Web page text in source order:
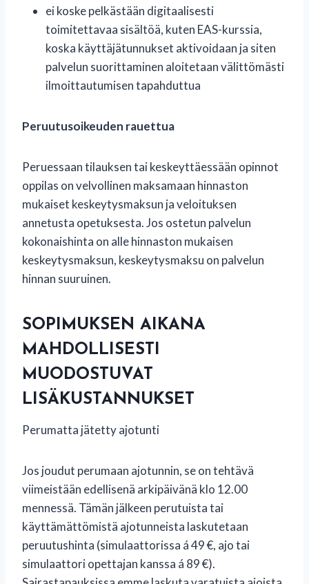
ei koske pelkästään digitaalisesti
toimitettavaa sisältöä, kuten EAS-kurssia,
koska käyttäjätunnukset aktivoidaan ja siten
palvelun suorittaminen aloitetaan välittömästi
ilmoittautumisen tapahduttua
Peruutusoikeuden rauettua
Peruessaan tilauksen tai keskeyttäessään opinnot
oppilas on velvollinen maksamaan hinnaston
mukaiset keskeytysmaksun ja veloituksen
annetusta opetuksesta. Jos ostetun palvelun
kokonaishinta on alle hinnaston mukaisen
keskeytysmaksun, keskeytysmaksu on palvelun
hinnan suuruinen.
SOPIMUKSEN AIKANA
MAHDOLLISESTI
MUODOSTUVAT
LISÄKUSTANNUKSET
Perumatta jätetty ajotunti
Jos joudut perumaan ajotunnin, se on tehtävä
viimeistään edellisenä arkipäivänä klo 12.00
mennessä. Tämän jälkeen perutuista tai
käyttämättömistä ajotunneista laskutetaan
peruutushinta (simulaattorissa á 49 €, ajo tai
simulaattori opettajan kanssa á 89 €).